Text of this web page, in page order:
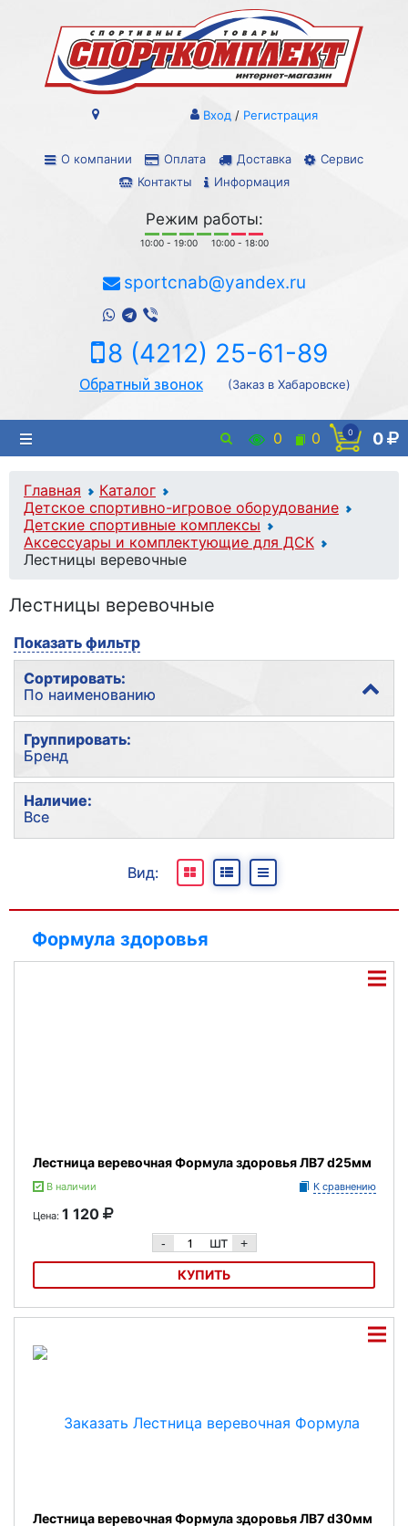
О компании Оплата Доставка
Сервис
Контакты
Информация
Вход / Регистрация
Режим работы:
10:00 - 19:00 10:00 - 18:00
sportcnab@yandex.ru
8 (4212) 25-61-89
Обратный звонок (Заказ в Хабаровске)
0 0 0 0
Главная
Каталог
Детское спортивно-игровое оборудование
Детские спортивные комплексы
Аксессуары и комплектующие для ДСК
Лестницы веревочные
Лестницы веревочные
Показать фильтр
Сортировать:
По наименованию
По популярности
По наименованию
По цене
Группировать:
Бренд
Без группировки
Бренд
Наличие:
Все
Под заказ
Отсутствуют
Вид:
Формула здоровья
Лестница веревочная Формула здоровья ЛВ7 d25мм
В наличии К сравнению
Цена: 1 120
- шт +
КУПИТЬ
Лестница веревочная 7 перекладин Формула здоровья ЛВ7
Лестница веревочная Формула здоровья ЛВ7 d30мм